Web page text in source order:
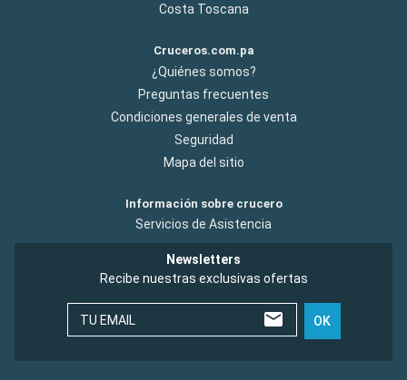
Costa Toscana
Cruceros.com.pa
¿Quiénes somos?
Preguntas frecuentes
Condiciones generales de venta
Seguridad
Mapa del sitio
Información sobre crucero
Servicios de Asistencia
Newsletters
Recibe nuestras exclusivas ofertas
TU EMAIL OK